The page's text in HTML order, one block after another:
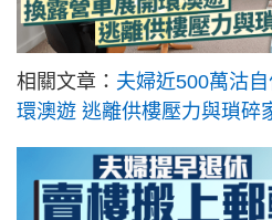
相關文章： 夫婦近500萬沽
環澳遊 逃離供樓壓力與瑣碎